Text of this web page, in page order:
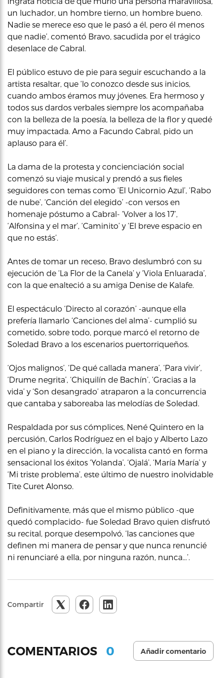
un luchador, un hombre tierno, un hombre bueno.
Nadie se merece eso que le pasó a él, pero él menos
que nadie’, comentó Bravo, sacudida por el trágico
desenlace de Cabral.
El público estuvo de pie para seguir escuchando a la
artista resaltar, que ‘lo conozco desde sus inicios,
cuando ambos éramos muy jóvenes. Era hermoso y
todos sus dardos verbales siempre los acompañaba
con la belleza de la poesía, la belleza de la flor y quedé
muy impactada. Amo a Facundo Cabral, pido un
aplauso para él’.
La dama de la protesta y concienciación social
comenzó su viaje musical y prendó a sus fieles
seguidores con temas como ‘El Unicornio Azul’, ‘Rabo
de nube’, ‘Canción del elegido’ -con versos en
homenaje póstumo a Cabral- ‘Volver a los 17’,
‘Alfonsina y el mar’, ‘Caminito’ y ‘El breve espacio en
que no estás’.
Antes de tomar un receso, Bravo deslumbró con su
ejecución de ‘La Flor de la Canela’ y ‘Viola Enluarada’,
con la que enalteció a su amiga Denise de Kalafe.
El espectáculo ‘Directo al corazón’ -aunque ella
prefería llamarlo ‘Canciones del alma’- cumplió su
cometido, sobre todo, porque marcó el retorno de
Soledad Bravo a los escenarios puertorriqueños.
‘Ojos malignos’, ‘De qué callada manera’, ‘Para vivir’,
‘Drume negrita’, ‘Chiquilín de Bachín’, ‘Gracias a la
vida’ y ‘Son desangrado’ atraparon a la concurrencia
que cantaba y saboreaba las melodías de Soledad.
Respaldada por sus cómplices, Nené Quintero en la
percusión, Carlos Rodríguez en el bajo y Alberto Lazo
en el piano y la dirección, la vocalista cantó en forma
sensacional los éxitos ‘Yolanda’, ‘Ojalá’, ‘María María’ y
‘Mi triste problema’, este último de nuestro inolvidable
Tite Curet Alonso.
Definitivamente, más que el mismo público -que
quedó complacido- fue Soledad Bravo quien disfrutó
su recital, porque desempolvó, ‘las canciones que
definen mi manera de pensar y que nunca renuncié
ni renunciaré a ella, por ninguna razón, nunca…’.
Compartir
COMENTARIOS 0 Añadir comentario